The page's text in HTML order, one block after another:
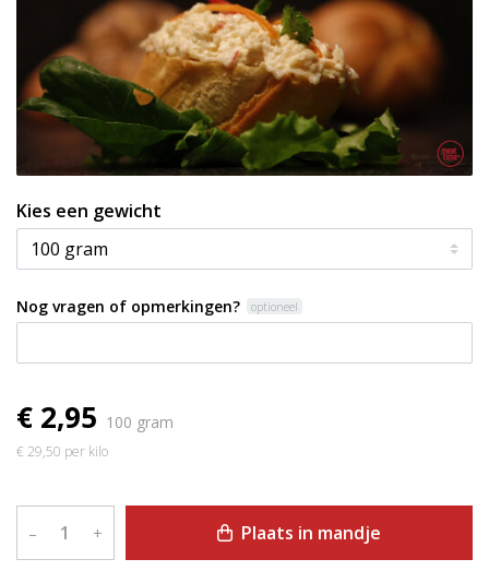
Kies een gewicht
Nog vragen of opmerkingen? optioneel
€ 2,95 100 gram
€ 29,50 per kilo
– + Plaats in mandje